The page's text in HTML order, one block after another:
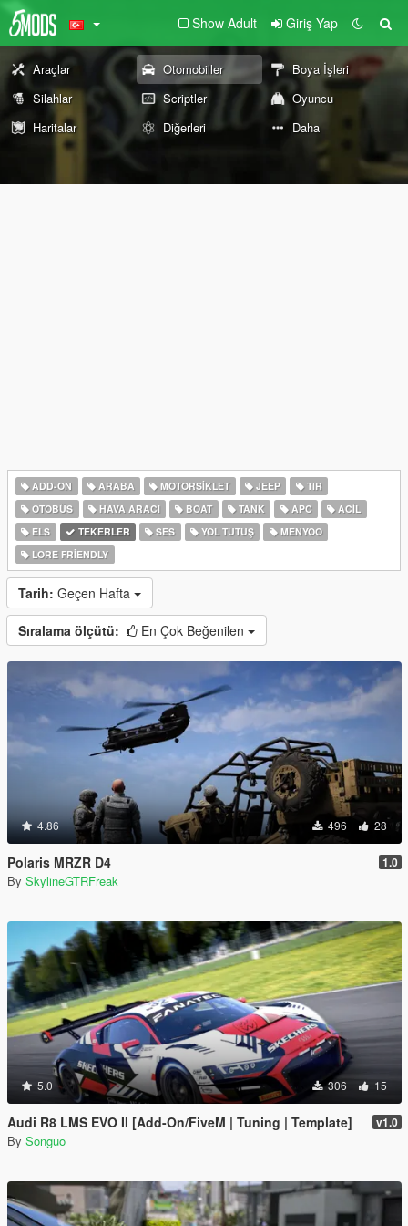
Show Adult Giriş Yap
Araçlar Otomobiller
Boya İşleri
Silahlar
Scriptler
Oyuncu
Haritalar
Diğerleri Daha
ADD-ON ARABA MOTORSIKLET JEEP
TIR
OTOBÜS
HAVA ARACI BOAT TANK APC
ACIL
ELS
TEKERLER SES YOL TUTUŞ
MENYOO
LORE FRIENDLY
Tarih: Geçen Hafta
Sıralama ölçütü: En Çok Beğenilen
4.86 496 28
Polaris MRZR D4 1.0
By SkylineGTRFreak
5.0 306 15
Audi R8 LMS EVO II [Add-On/FiveM | Tuning | Template] v1.0
By Songuo